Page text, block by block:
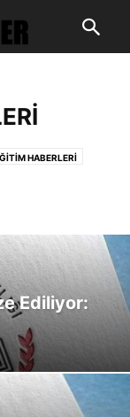
HABERLERI
Ediliyor: